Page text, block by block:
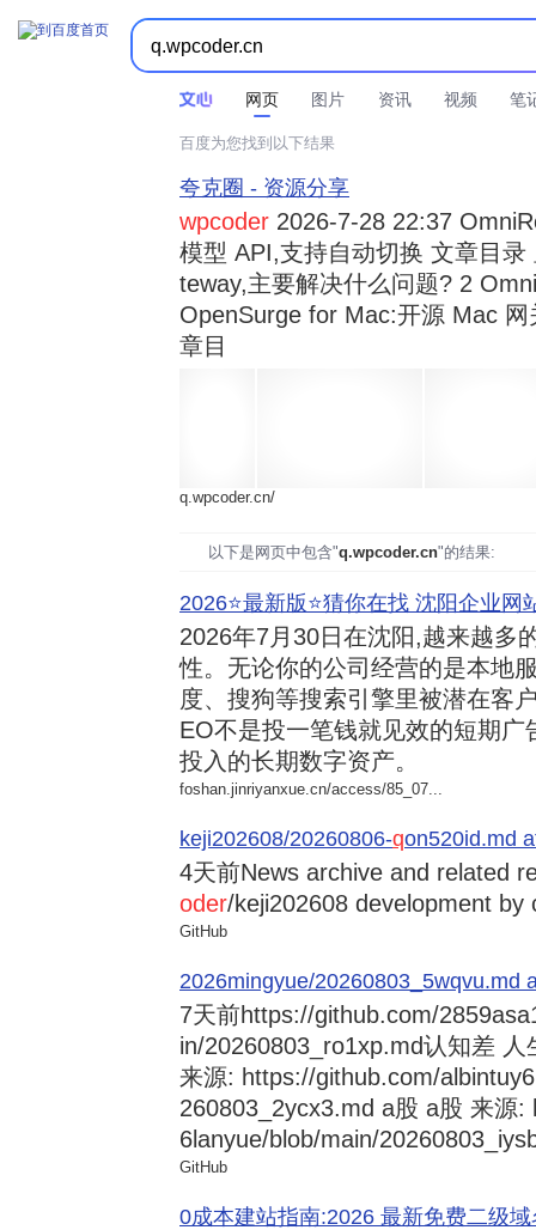
网页 图片 资讯 视频 笔
时间不限  所有网页和文件  站点内检索 
百度为您找到以下结果
夸克圈 - 资源分享
wpcoder 2026-7-28 22:37
模型 API,支持自动切换 文章目
teway,主要解决什么问题? 2
OpenSurge for Mac:开源 Mac
章目
q.wpcoder.cn/
以下是网页中包含"q.wpcoder.cn"的结果:
2026⭐️最新版⭐️猜你在找 沈阳企业网
2026年7月30日在沈阳,越来越多
性。无论你的公司经营的是本地
度、搜狗等搜索引擎里被潜在客
EO不是投一笔钱就见效的短期
投入的长期数字资产。
foshan.jinriyanxue.cn/access/85_07...
keji202608/20260806-qon520id.md
4天前News archive and related
oder/keji202608 development
GitHub
2026mingyue/20260803_5wqvu.md
7天前https://github.com/
in/20260803_ro1xp.md认知差
来源: https://github.com/
260803_2ycx3.md a股 a股 来源
6lanyue/blob/main/
GitHub
0成本建站指南:2026 最新免费二级